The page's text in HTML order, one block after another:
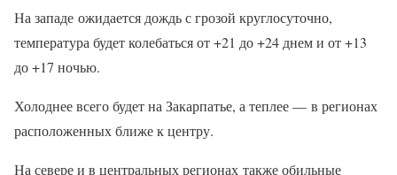
На западе ожидается дождь с грозой круглосуточно,
температура будет колебаться от +21 до +24 днем ​​и от +13
до +17 ночью.
Холоднее всего будет на Закарпатье, а теплее — в регионах
расположенных ближе к центру.
На севере и в центральных регионах также обильные